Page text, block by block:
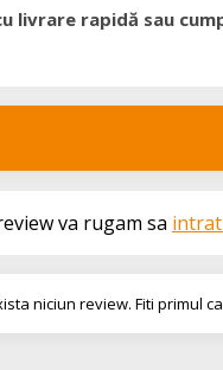
livrare rapidă sau
va rugam sa
niciun review. Fiti primul